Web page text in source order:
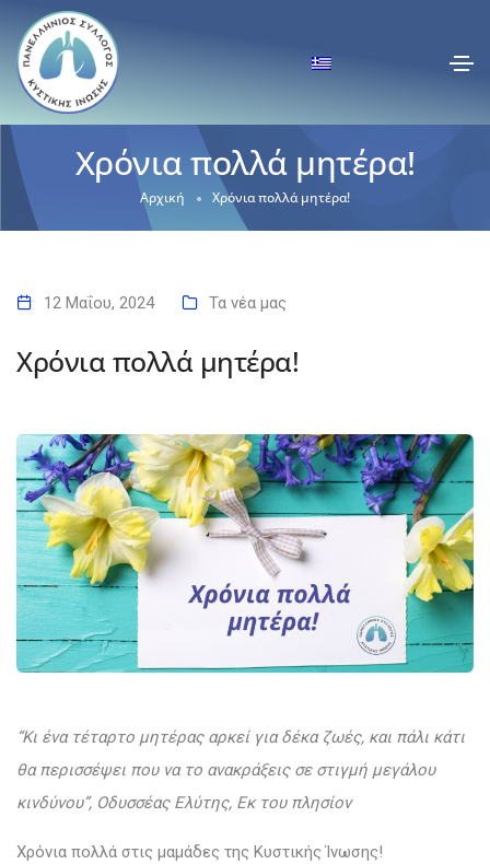
Χρόνια πολλά μητέρα!
Αρχική Χρόνια πολλά μητέρα!
12 Μαΐου, 2024 Τα νέα μας
Χρόνια πολλά μητέρα!
“Κι ένα τέταρτο μητέρας αρκεί για δέκα ζωές, και πάλι κάτι
θα περισσέψει που να το ανακράξεις σε στιγμή μεγάλου
κινδύνου”, Οδυσσέας Ελύτης, Εκ του πλησίον
Χρόνια πολλά στις μαμάδες της Κυστικής Ίνωσης!